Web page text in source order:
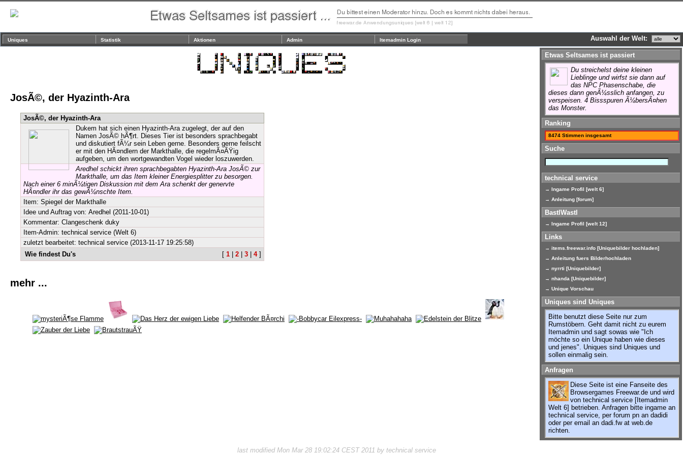
Uniques Statistik Aktionen Admin Itemadmin Login Auswahl der Welt:
Etwas Seltsames ist passiert
Du streichelst deine kleinen
Lieblinge und wirfst sie dann auf
das NPC Phasenschabe, die
dieses dann genÃ¼sslich anfangen, zu
verspeisen. 4 Bissspuren Ã¼bersÃ¤hen
das Monster.
Ranking
8474 Stimmen insgesamt
Suche
technical service
→ Ingame Profil [welt 6]
→ Anleitung [forum]
BastlWastl
→ Ingame Profil [welt 12]
Links
→ items.freewar.info [Uniquebilder hochladen]
→ Anleitung fuers Bilderhochladen
→ nyrrti [Uniquebilder]
→ nhanda [Uniquebilder]
→ Unique Vorschau
Uniques sind Uniques
Bitte benutzt diese Seite nur zum
Rumstöbern. Geht damit nicht zu eurem
Itemadmin und sagt sowas wie "Ich
möchte so ein Unique haben wie dieses
und jenes". Uniques sind Uniques und
sollen einmalig sein.
Anfragen
Diese Seite ist eine Fanseite des
Browsergames Freewar.de und wird
von technical service [Itemadmin
Welt 6] betrieben. Anfragen bitte ingame an
technical service, per forum pn an dadidi
oder per email an dadi.fw at web.de
richten.
JosÃ©, der Hyazinth-Ara
JosÃ©, der Hyazinth-Ara
Dukem hat sich einen Hyazinth-Ara zugelegt, der auf den
Namen JosÃ© hÃ¶rt. Dieses Tier ist besonders sprachbegabt
und diskutiert fÃ¼r sein Leben gerne. Besonders gerne feilscht
er mit den HÃ¤ndlern der Markthalle, die regelmÃ¤ÃŸig
aufgeben, um den wortgewandten Vogel wieder loszuwerden.
Aredhel schickt ihren sprachbegabten Hyazinth-Ara JosÃ© zur
Markthalle, um das Item kleiner Energiesplitter zu besorgen.
Nach einer 6 minÃ¼tigen Diskussion mit dem Ara schenkt der genervte
HÃ¤ndler ihr das gewÃ¼nschte Item.
Item: Spiegel der Markthalle
Idee und Auftrag von: Aredhel (2011-10-01)
Kommentar: Clangeschenk duky
Item-Admin: technical service (Welt 6)
zuletzt bearbeitet: technical service (2013-11-17 19:25:58)
Wie findest Du's
[ 1 | 2 | 3 | 4]
mehr ...
last modified Mon Mar 28 19:02:24 CEST 2011 by technical service